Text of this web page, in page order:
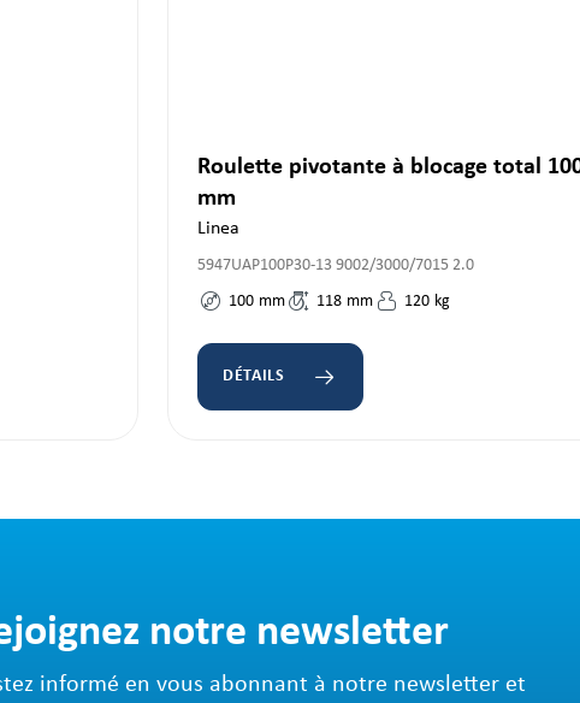
Roulette pivotante à blocage total
mm
Linea
5947UAP100P30-13 9002/3000/7015 2.0
100 mm 118 mm 120 kg
DÉTAILS
notre newsletter
informé en vous abonnant à notre newsletter et